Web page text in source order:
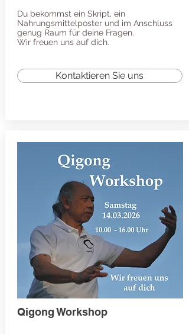
Du bekommst ein Skript, ein
Nahrungsmittelposter und im Anschluss
genug Raum für deine Fragen.
Wir freuen uns auf dich.
Kontaktieren Sie uns
Qigong Workshop